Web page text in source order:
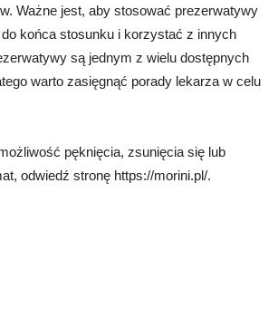
Ważne jest, aby stosować prezerwatywy
końca stosunku i korzystać z innych
są jednym z wielu dostępnych
warto zasięgnąć porady lekarza w celu
pęknięcia, zsunięcia się lub
odwiedź stronę https://morini.pl/.